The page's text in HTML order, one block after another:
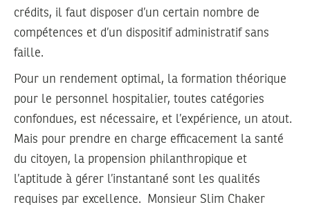
crédits, il faut disposer d’un certain nombre de
compétences et d’un dispositif administratif sans
faille.
Pour un rendement optimal, la formation théorique
pour le personnel hospitalier, toutes catégories
confondues, est nécessaire, et l’expérience, un atout.
Mais pour prendre en charge efficacement la santé
du citoyen, la propension philanthropique et
l’aptitude à gérer l’instantané sont les qualités
requises par excellence. Monsieur Slim Chaker